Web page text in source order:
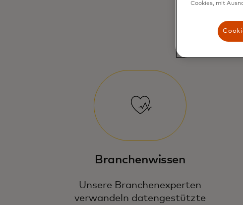
Branchenwissen
Unsere Branchenexperten
verwandeln datengestützte
Cookies, mit